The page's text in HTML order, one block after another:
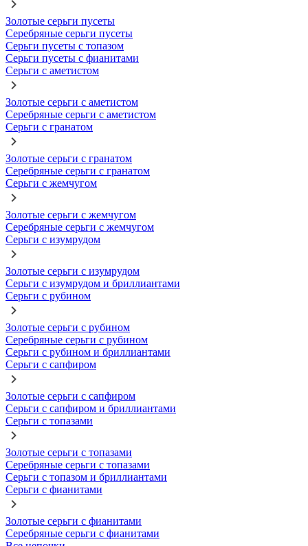
Золотые серьги пусеты
Серебряные серьги пусеты
Серьги пусеты с топазом
Серьги пусеты с фианитами
Серьги с аметистом
Золотые серьги с аметистом
Серебряные серьги с аметистом
Серьги с гранатом
Золотые серьги с гранатом
Серебряные серьги с гранатом
Серьги с жемчугом
Золотые серьги с жемчугом
Серебряные серьги с жемчугом
Серьги с изумрудом
Золотые серьги с изумрудом
Серьги с изумрудом и бриллиантами
Серьги с рубином
Золотые серьги с рубином
Серебряные серьги с рубином
Серьги с рубином и бриллиантами
Серьги с сапфиром
Золотые серьги с сапфиром
Серьги с сапфиром и бриллиантами
Серьги с топазами
Золотые серьги с топазами
Серебряные серьги с топазами
Серьги с топазом и бриллиантами
Серьги с фианитами
Золотые серьги с фианитами
Серебряные серьги с фианитами